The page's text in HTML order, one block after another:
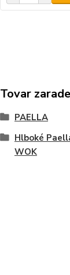
Tovar
PAELLA
Hlboké
WOK